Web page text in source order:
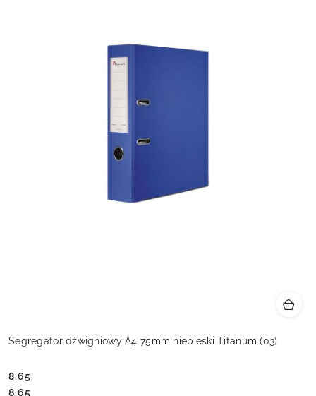
Segregator dźwigniowy A4 75mm niebieski Titanum (03)
Cena:
8.65
Cena:
8.65